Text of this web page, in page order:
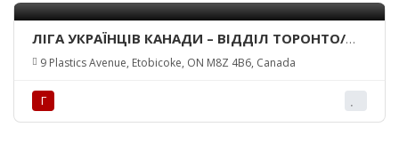
ЛІГА УКРАЇНЦІВ КАНАДИ – ВІДДІЛ ТОРОНТО/
LEAGUE OF UKRAINIAN CANADIANS – TORONTO
9 Plastics Avenue, Etobicoke, ON M8Z 4B6, Canada
Г